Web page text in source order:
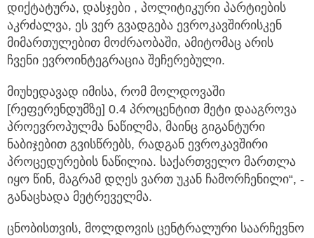
დიქტატურა, დასჯები , პოლიტიკური პარტიების
აკრძალვა, ეს ვერ გვადგება ევროკავშირისკენ
მიმართულებით მოძრაობაში, ამიტომაც არის
ჩვენი ევროინტეგრაცია შეჩერებული.
მიუხედავად იმისა, რომ მოლდოვაში
[რეფერენდუმზე] 0.4 პროცენტით მეტი დააგროვა
პროევროპულმა ნაწილმა, მაინც გიგანტური
ნაბიჯებით გვისწრებს, რადგან ევროკავშირი
პროცედურების ნაწილია. საქართველო მართლა
იყო წინ, მაგრამ დღეს ვართ უკან ჩამორჩენილი“, -
განაცხადა მეტრეველმა.
ცნობისთვის, მოლდოვის ცენტრალური საარჩევნო